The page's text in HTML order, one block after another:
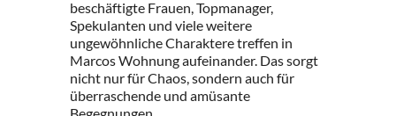
beschäftigte Frauen, Topmanager,
Spekulanten und viele weitere
ungewöhnliche Charaktere treffen in
Marcos Wohnung aufeinander. Das sorgt
nicht nur für Chaos, sondern auch für
überraschende und amüsante